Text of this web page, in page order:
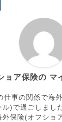
ョア保険の マ
仕事の関係で海
ル)で過ごしまし
保険(オフショ